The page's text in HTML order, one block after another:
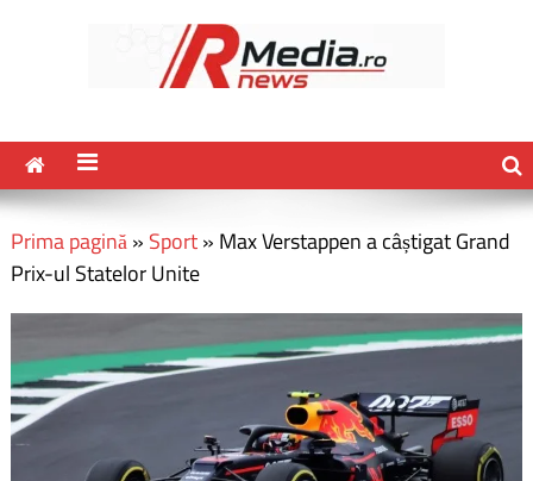
Prima pagină» Sport» Max Verstappen a câștigat Grand
Prix-ul Statelor Unite